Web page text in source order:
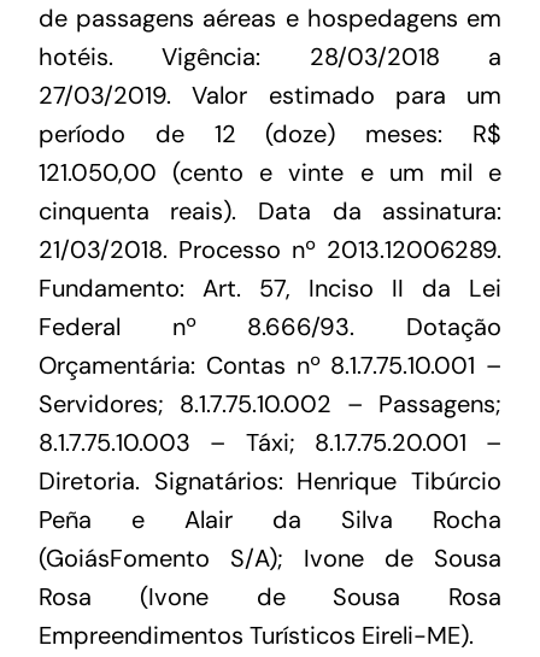
de passagens aéreas e hospedagens em
hotéis. Vigência: 28/03/2018 a
27/03/2019. Valor estimado para um
período de 12 (doze) meses: R$
121.050,00 (cento e vinte e um mil e
cinquenta reais). Data da assinatura:
21/03/2018. Processo nº 2013.12006289.
Fundamento: Art. 57, Inciso II da Lei
Federal nº 8.666/93. Dotação
Orçamentária: Contas nº 8.1.7.75.10.001 –
Servidores; 8.1.7.75.10.002 – Passagens;
8.1.7.75.10.003 – Táxi; 8.1.7.75.20.001 –
Diretoria. Signatários: Henrique Tibúrcio
Peña e Alair da Silva Rocha
(GoiásFomento S/A); Ivone de Sousa
Rosa (Ivone de Sousa Rosa
Empreendimentos Turísticos Eireli-ME).